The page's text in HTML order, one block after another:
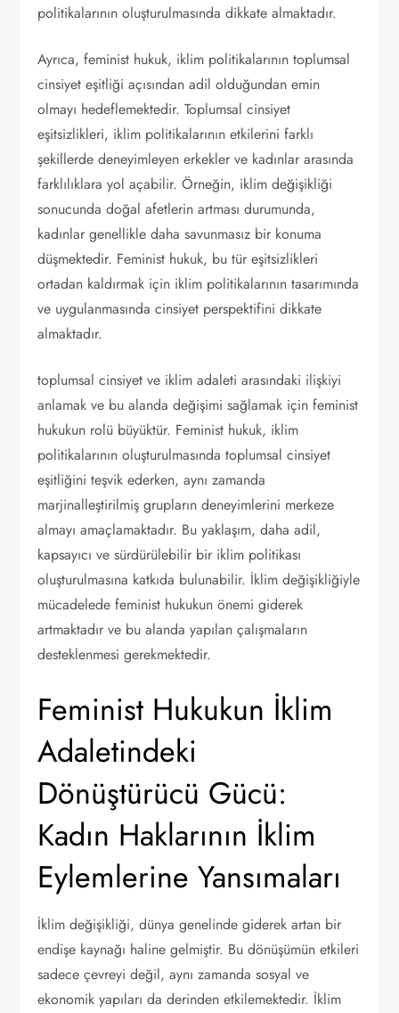
politikalarının oluşturulmasında dikkate almaktadır.
Ayrıca, feminist hukuk, iklim politikalarının toplumsal
cinsiyet eşitliği açısından adil olduğundan emin
olmayı hedeflemektedir. Toplumsal cinsiyet
eşitsizlikleri, iklim politikalarının etkilerini farklı
şekillerde deneyimleyen erkekler ve kadınlar arasında
farklılıklara yol açabilir. Örneğin, iklim değişikliği
sonucunda doğal afetlerin artması durumunda,
kadınlar genellikle daha savunmasız bir konuma
düşmektedir. Feminist hukuk, bu tür eşitsizlikleri
ortadan kaldırmak için iklim politikalarının tasarımında
ve uygulanmasında cinsiyet perspektifini dikkate
almaktadır.
toplumsal cinsiyet ve iklim adaleti arasındaki ilişkiyi
anlamak ve bu alanda değişimi sağlamak için feminist
hukukun rolü büyüktür. Feminist hukuk, iklim
politikalarının oluşturulmasında toplumsal cinsiyet
eşitliğini teşvik ederken, aynı zamanda
marjinalleştirilmiş grupların deneyimlerini merkeze
almayı amaçlamaktadır. Bu yaklaşım, daha adil,
kapsayıcı ve sürdürülebilir bir iklim politikası
oluşturulmasına katkıda bulunabilir. İklim değişikliğiyle
mücadelede feminist hukukun önemi giderek
artmaktadır ve bu alanda yapılan çalışmaların
desteklenmesi gerekmektedir.
Feminist Hukukun İklim
Adaletindeki
Dönüştürücü Gücü:
Kadın Haklarının İklim
Eylemlerine Yansımaları
İklim değişikliği, dünya genelinde giderek artan bir
endişe kaynağı haline gelmiştir. Bu dönüşümün etkileri
sadece çevreyi değil, aynı zamanda sosyal ve
ekonomik yapıları da derinden etkilemektedir. İklim